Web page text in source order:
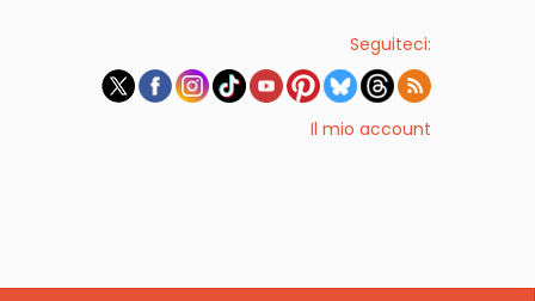
Seguiteci:
Il mio account